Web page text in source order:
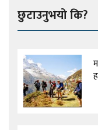
छुटाउनुभयो कि?